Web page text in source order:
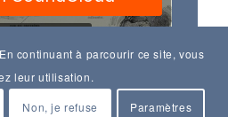
continuant à parcourir ce site, vous
leur utilisation.
Non, je refuse Paramètres